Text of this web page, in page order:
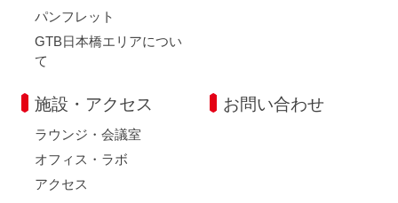
パンフレット
GTB日本橋エリアについ
て
施設・アクセス
ラウンジ・会議室
オフィス・ラボ
アクセス
お問い合わせ